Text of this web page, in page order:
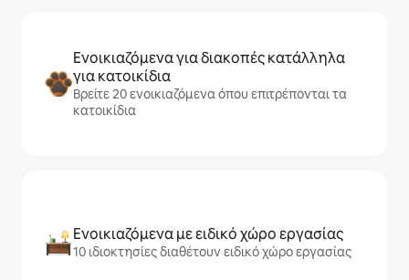
Ενοικιαζόμενα για διακοπές κατάλληλα
για κατοικίδια
Βρείτε 20 ενοικιαζόμενα όπου επιτρέπονται τα
κατοικίδια
Ενοικιαζόμενα με ειδικό χώρο εργασίας
10 ιδιοκτησίες διαθέτουν ειδικό χώρο εργασίας